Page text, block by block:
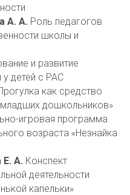
А. А. Роль педагогов
школы и
и развитие
детей с РАС
как средство
дошкольников»
игровая программа
возраста «Незнайка
А. Конспект
деятельности
капельки»